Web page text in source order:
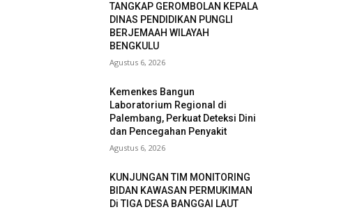
TANGKAP GEROMBOLAN KEPALA
DINAS PENDIDIKAN PUNGLI
BERJEMAAH WILAYAH
BENGKULU
Agustus 6, 2026
Kemenkes Bangun
Laboratorium Regional di
Palembang, Perkuat Deteksi Dini
dan Pencegahan Penyakit
Agustus 6, 2026
KUNJUNGAN TIM MONITORING
BIDAN KAWASAN PERMUKIMAN
Di TIGA DESA BANGGAI LAUT